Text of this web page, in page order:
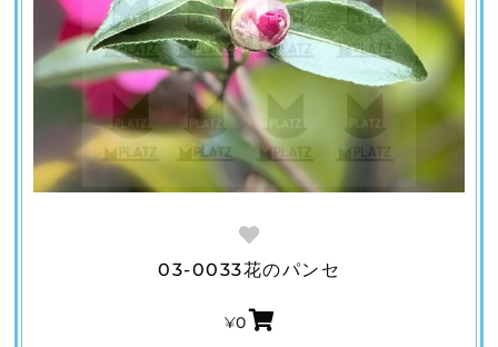
03-0033花のパンセ
¥0